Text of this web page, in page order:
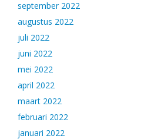
september 2022
augustus 2022
juli 2022
juni 2022
mei 2022
april 2022
maart 2022
februari 2022
januari 2022